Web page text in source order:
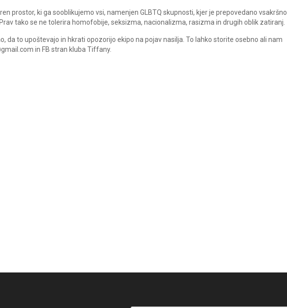
prostor, ki ga sooblikujemo vsi, namenjen GLBTQ skupnosti, kjer je prepovedano vsakršno
tako se ne tolerira homofobije, seksizma, nacionalizma, rasizma in drugih oblik zatiranj.
da to upoštevajo in hkrati opozorijo ekipo na pojav nasilja. To lahko storite osebno ali nam
in FB stran kluba Tiffany.